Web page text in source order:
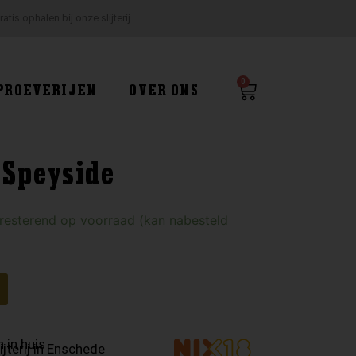
OVER ONS
0
Winkelwagen
op voorraad (kan nabesteld
in huisin Enschede